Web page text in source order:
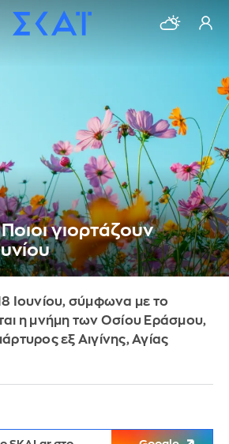
γιορτάζουν
Ιουνίου, σύμφωνα με το
η μνήμη των Οσίου Εράσμου,
εξ Αιγίνης, Αγίας